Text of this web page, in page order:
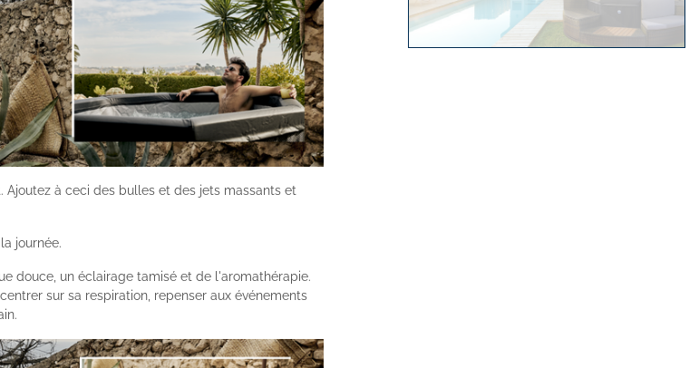
Ajoutez à ceci des bulles et des jets massants et
journée.
douce, un éclairage tamisé et de l'aromathérapie.
sur sa respiration, repenser aux événements